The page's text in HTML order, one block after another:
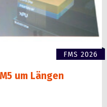
FMS 2026
um Längen